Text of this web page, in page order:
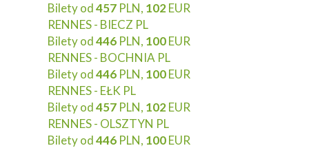
Bilety od457 PLN, 102EUR
RENNES - BIECZ PL
Bilety od446 PLN, 100EUR
RENNES - BOCHNIA PL
Bilety od446 PLN, 100EUR
RENNES - EŁK PL
Bilety od457 PLN, 102EUR
RENNES - OLSZTYN PL
Bilety od446 PLN, 100EUR